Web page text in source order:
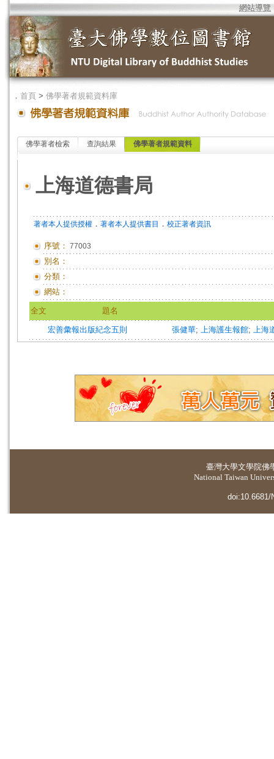
網站導覽
． 首頁 > 佛學著者規範資料庫
佛學著者檢索 查詢結果 佛學著者規範資料
上海道德書局
著者本人提供授權 ． 著者本人提供書目 ． 校正著者資訊
序號： 77003
別名：
分類：
網站：
全文 題名
宏善彙報出版紀念五則 張健華; 上海護生報館; 上海
臺灣大學文學院佛
National Taiwan
doi:10.6681/